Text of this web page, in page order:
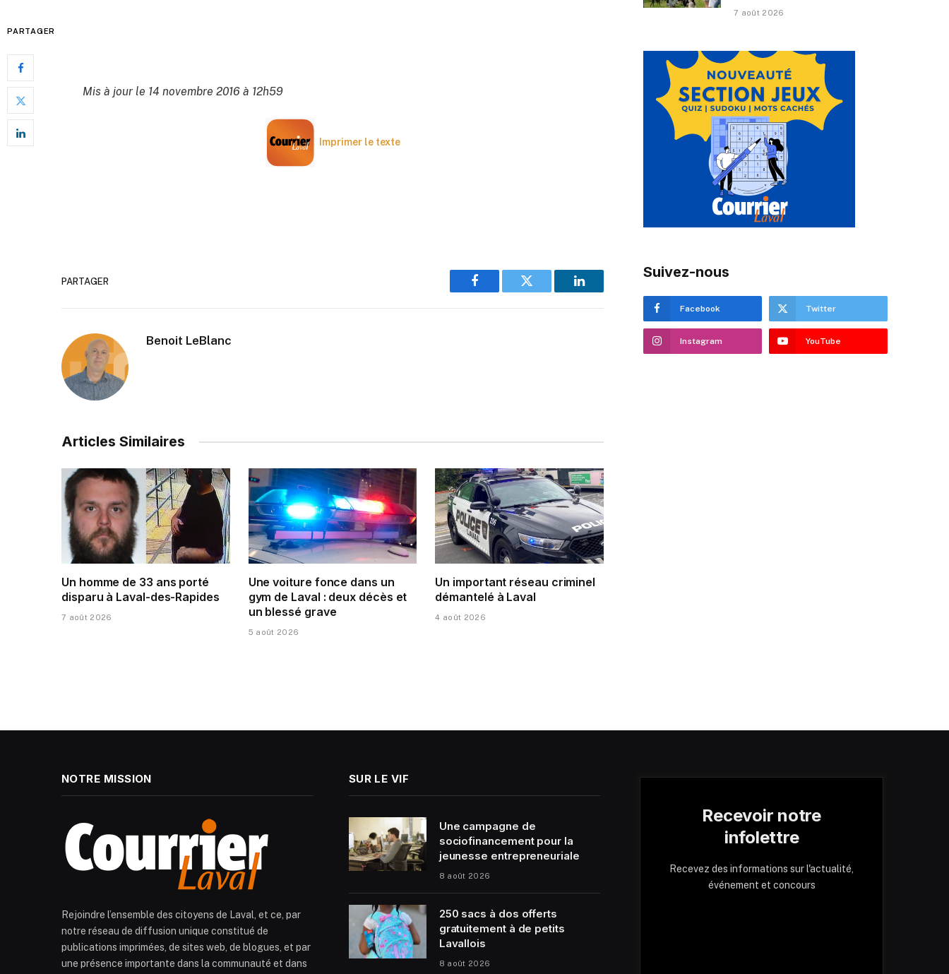
PARTAGER
Mis à jour le 14 novembre 2016 à 12h59
Imprimer le texte
PARTAGER
Facebook Twitter LinkedIn
Benoit LeBlanc
Articles Similaires
Un homme de 33 ans porté
disparu à Laval-des-Rapides
7 août 2026
Une voiture fonce dans un
gym de Laval : deux décès et
un blessé grave
5 août 2026
Un important réseau criminel
démantelé à Laval
4 août 2026
7 août 2026
Suivez-nous
Facebook Twitter
Instagram YouTube
NOTRE MISSION
Rejoindre l’ensemble des citoyens de Laval, et ce, par
notre réseau de diffusion unique constitué de
publications imprimées, de sites web, de blogues, et par
une présence importante dans la communauté et dans
SUR LE VIF
Une campagne de
sociofinancement pour la
jeunesse entrepreneuriale
8 août 2026
250 sacs à dos offerts
gratuitement à de petits
Lavallois
8 août 2026
Recevoir notre
infolettre
Recevez des informations sur l'actualité,
événement et concours